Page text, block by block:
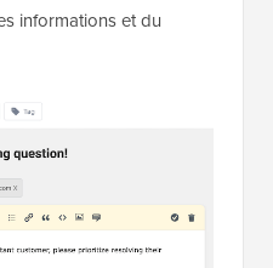
informations et du